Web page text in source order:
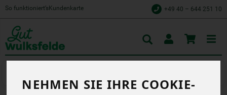
NEHMEN SIE IHRE COOKIE-
So funktioniert’s Kundenkarte +49 40 – 644 251 10
Toggle
cart